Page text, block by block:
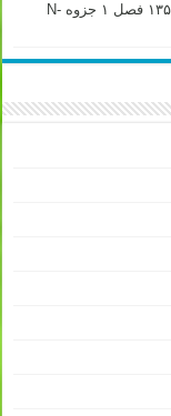
Subatomic particles – valence electrons – سوال ۱۳۵ فصل ۱ جزوه N-